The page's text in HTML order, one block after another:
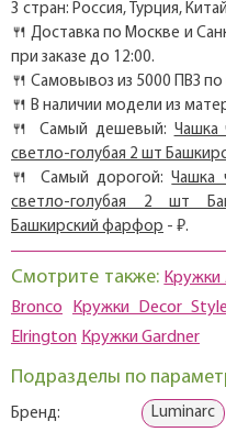
3 стран: Россия, Турция, Китай
🍴 Доставка по Москве и
при заказе до 12:00.
🍴 Самовывоз из 5000 ПВЗ по
🍴 В наличии модели из
🍴 Самый дешевый: Чашка
светло-голубая 2 шт
🍴 Самый дорогой:Чашка
светло-голубая 2 шт
Башкирский фарфор - ₽.
Смотрите также:
Bronco
Кружки Decor
Elrington Кружки Gardner
Подразделы по
Бренд: Luminarc